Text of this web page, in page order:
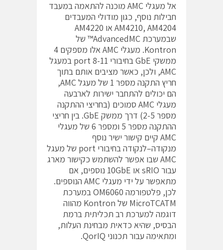
אל מעגלי AMC מוכנה להתאמה במעבד
חבילות נוסף, כגון מודולי המעבדים
AM4210, AM4204 או AM4220
שבמערכת AdvancedMC™ של
Kontron. מעגלי AMC אלו מספקים 4
ממשקי GbE בחיבורי port 8-11 במעגל
AMC, ולכן, כאשר מציבים אותם בתוך
חריץ התקנה מספר 1 של מעגל AMC,
הם יכולים להתחבר ישירות לארבעה
מעגלי AMC סמוכים (בחריצי ההתקנה
מספר 2-5) דרך ממשק GbE. בין חריצי
ההתקנה מספר 5 ומספר 6 של מעגלי
AMC קיים קישור ישיר נוסף
מנקודה–לנקודה בחיבורי port של מעגל
AMC שבו אפשר להשתמש כקישור מארג
עבור sRIO או 10GbE נוספים, אם
מתאפשר על ידי מעגלי AMC הנוספים.
לכן, פלטפורמה OM6060 במערכת
MicroTCATM של Kontron מהווה
דוגמה למערכת רב תכליתית ברמת
הבסיס, שהיא כדאית מבחינת העלות,
ומתאימה עבור תכנוני QorIQ.